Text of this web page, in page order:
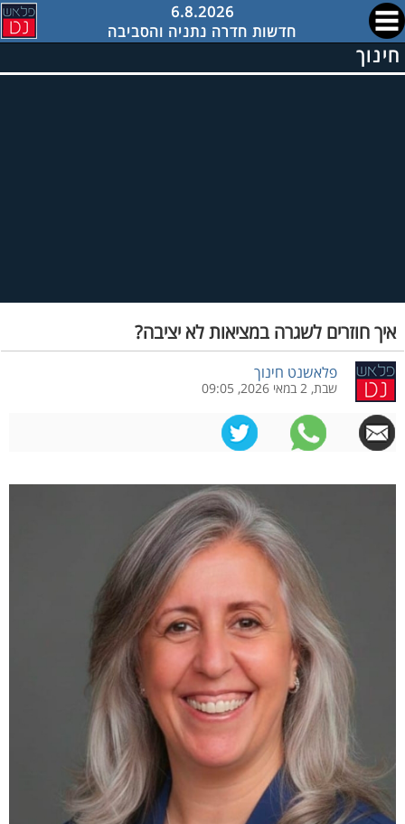
6.8.2026
חדשות חדרה נתניה והסביבה
חינוך
איך חוזרים לשגרה במציאות לא יציבה?
פלאשנט חינוך
שבת, 2 במאי 2026, 09:05